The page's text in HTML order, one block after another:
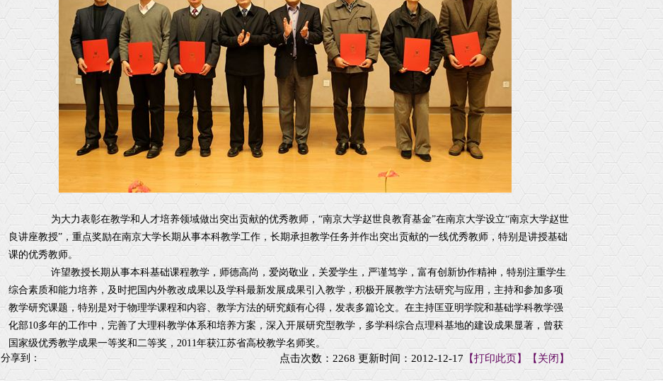
为大力表彰在教学和人才培养领域做出突出贡献的优秀教师，“南京大学赵世良教育基金”在南京大学设立“南京大学赵世
良讲座教授”，重点奖励在南京大学长期从事本科教学工作，长期承担教学任务并作出突出贡献的一线优秀教师，特别是讲授基础
课的优秀教师。
许望教授长期从事本科基础课程教学，师德高尚，爱岗敬业，关爱学生，严谨笃学，富有创新协作精神，特别注重学生
综合素质和能力培养，及时把国内外教改成果以及学科最新发展成果引入教学，积极开展教学方法研究与应用，主持和参加多项
教学研究课题，特别是对于物理学课程和内容、教学方法的研究颇有心得，发表多篇论文。在主持匡亚明学院和基础学科教学强
化部10多年的工作中，完善了大理科教学体系和培养方案，深入开展研究型教学，多学科综合点理科基地的建设成果显著，曾获
国家级优秀教学成果一等奖和二等奖，2011年获江苏省高校教学名师奖。
分享到：
点击次数： 2268更新时间：2012-12-17 【打印此页】 【关闭】